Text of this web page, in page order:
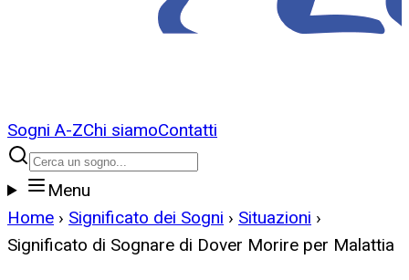
Sogni A-ZChi siamoContatti
Menu
Home › Significato dei Sogni › Situazioni ›
Significato di Sognare di Dover Morire per Malattia